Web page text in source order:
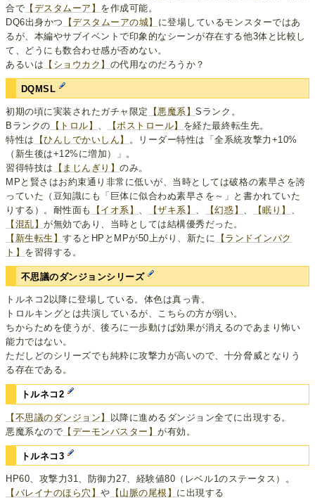
合で 【デスタムーア】 を作成可能。
DQ6出身かつ
【デスタムーアの城】 に登場しているモンスターではあ
るが、本編やサブイベントで印象的なシーンが存在する他3体と比較し
て、どうにも数合わせ感が否めない。
あるいは 【ショウカク】 の代用なのだろうか？
DQMSL
初期の頃に実装されたガチャ限定 【悪魔系】Sランク。
Bランクの 【トロル】 、 【ボストロール】 を経た最終転生先。
特性は
【ひんしでかいしん】 。リーダー特性は「全系統攻撃力+10%
（新生後は+12%に増加）」。
習得特技は
【まじんぎり】のみ。
MPと賢さはお約束通り非常に低いが、当時としては破格の素早さを誇
っていた（豆知識にも「巨体に似合わぬ素早さを～」と書かれていた
りする）。耐性面も
【イオ系】 、 【ザキ系】 、 【幻惑】 、 【眠り】 、
【混乱】が無効であり、当時としては結構優秀だった。
【新生転生】するとHPとMPが50上がり、新たに 【ランドインパク
ト】 を習得する。
不思議のダンジョンシリーズ
トルネコ2以降に登場している。体色は真っ青。
トロルキングとは共演しているが、こちらの方が弱い。
ちからためを使うが、後ろに一歩動けば効果が消えるのであまり怖い
能力ではない。
ただしどのシリーズでも純粋に攻撃力が高いので、十分脅威となりう
る存在である。
トルネコ2
【不思議のダンジョン】
以降に進めるダンジョン全てに出現する。
悪魔系なので 【デーモンバスター】が有効。
トルネコ3
HP60、攻撃力31、防御力27、経験値80（レベル1のステータス）。
【バレイナのほら穴】や 【山脈の尾根】 に出現する